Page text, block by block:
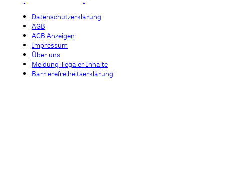
Datenschutzerklärung
AGB
AGB Anzeigen
Impressum
Über uns
Meldung illegaler Inhalte
Barrierefreiheitserklärung